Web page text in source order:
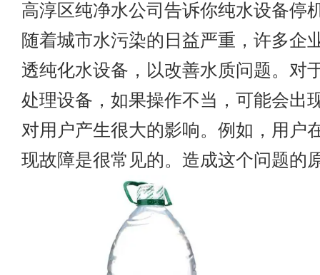
高淳区纯净水公司告诉你纯水设备停
随着城市水污染的日益严重，许多企
透纯化水设备，以改善水质问题。对
处理设备，如果操作不当，可能会出
对用户产生很大的影响。例如，用户
现故障是很常见的。造成这个问题的